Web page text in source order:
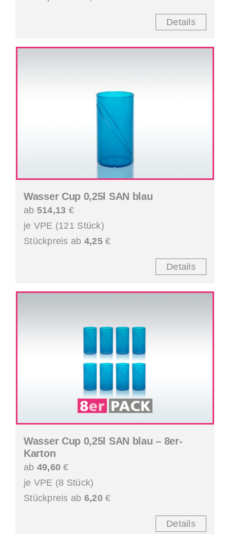
Details
Wasser Cup 0,25l SAN blau
ab 514,13 €
je VPE (121 Stück)
Stückpreis ab 4,25€
Details
Wasser Cup 0,25l SAN blau – 8er-
Karton
ab 49,60 €
je VPE (8 Stück)
Stückpreis ab 6,20€
Details